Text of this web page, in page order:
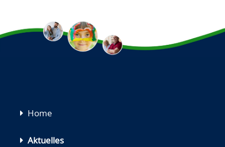
Navigation
Home
Aktuelles